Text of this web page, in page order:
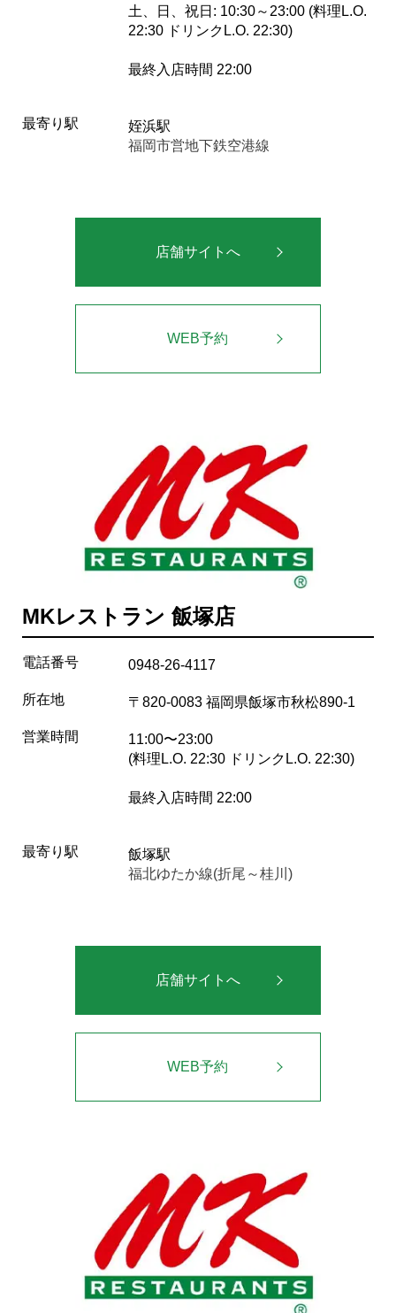
土、日、祝日: 10:30～23:00 (料理L.O.
22:30 ドリンクL.O. 22:30)
最終入店時間 22:00
最寄り駅
姪浜駅
福岡市営地下鉄空港線
店舗サイトへ
WEB予約
MKレストラン 飯塚店
電話番号 0948-26-4117
所在地 〒820-0083 福岡県飯塚市秋松890-1
営業時間
11:00〜23:00
(料理L.O. 22:30 ドリンクL.O. 22:30)
最終入店時間 22:00
最寄り駅
飯塚駅
福北ゆたか線(折尾～桂川)
店舗サイトへ
WEB予約